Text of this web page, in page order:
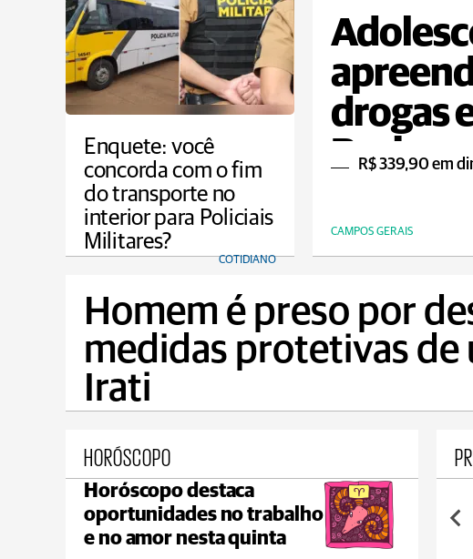
drogas
Borba
R$ 339,90 em
CAMPOS GERAIS
Enquete: você
concorda com o fim
do transporte no
interior para Policiais
Militares?
COTIDIANO
Homem é preso por
medidas protetivas de
Irati
HORÓSCOPO
Horóscopo destaca
oportunidades no trabalho
e no amor nesta quinta
Ponta Grossa
max 21°C min 18°C